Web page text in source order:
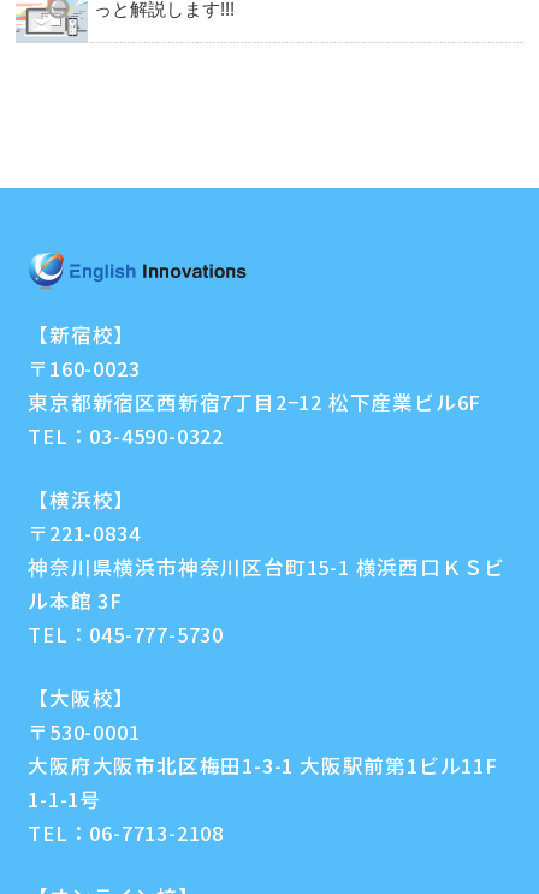
っと解説します!!!
【新宿校】
〒160-0023
東京都新宿区西新宿7丁目2−12 松下産業ビル6F
TEL： 03-4590-0322
【横浜校】
〒221-0834
神奈川県横浜市神奈川区台町15-1 横浜西口ＫＳビ
ル本館 3F
TEL： 045-777-5730
【大阪校】
〒530-0001
大阪府大阪市北区梅田1-3-1 大阪駅前第1ビル11F
1-1-1号
TEL： 06-7713-2108